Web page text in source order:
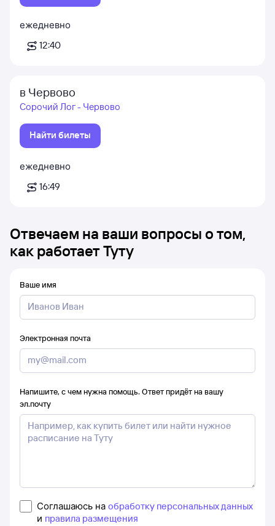
ежедневно
12:40
в Червово
Сорочий Лог - Червово
Найти билеты
ежедневно
16:49
Отвечаем на ваши вопросы о том,
как работает Туту
Ваше имя
Электронная почта
Напишите, с чем нужна помощь. Ответ придёт на вашу
эл.почту
Соглашаюсь на обработку персональных данных
и правила размещения